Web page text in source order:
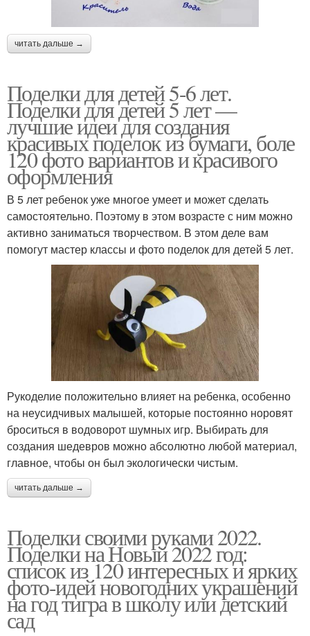
читать дальше →
Поделки для детей 5-6 лет.
Поделки для детей 5 лет —
лучшие идеи для создания
красивых поделок из бумаги, боле
120 фото вариантов и красивого
оформления
В 5 лет ребенок уже многое умеет и может сделать
самостоятельно. Поэтому в этом возрасте с ним можно
активно заниматься творчеством. В этом деле вам
помогут мастер классы и фото поделок для детей 5 лет.
Рукоделие положительно влияет на ребенка, особенно
на неусидчивых малышей, которые постоянно норовят
броситься в водоворот шумных игр. Выбирать для
создания шедевров можно абсолютно любой материал,
главное, чтобы он был экологически чистым.
читать дальше →
Поделки своими руками 2022.
Поделки на Новый 2022 год:
список из 120 интересных и ярких
фото-идей новогодних украшений
на год тигра в школу или детский
сад